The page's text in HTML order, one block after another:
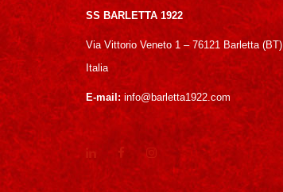
SS BARLETTA 1922
Via Vittorio Veneto 1 – 76121 Barletta (BT)
Italia
E-mail: info@barletta1922.com